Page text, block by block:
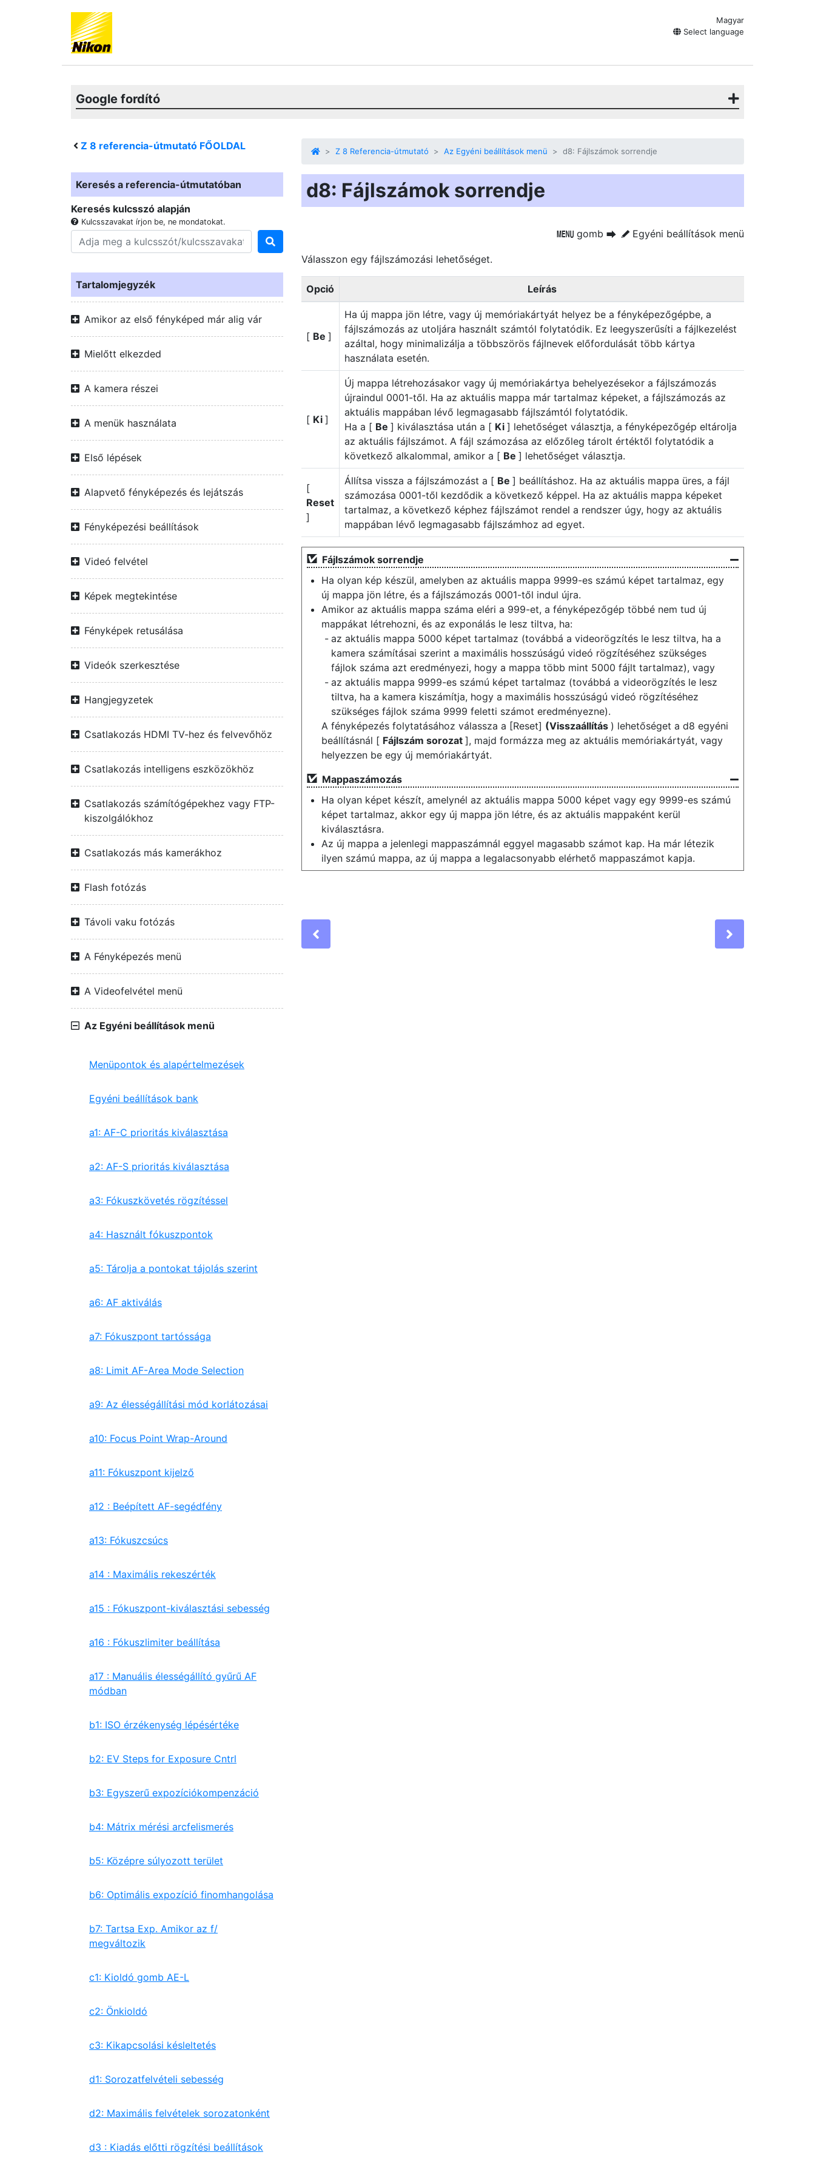
Magyar
Select language
Google fordító
Z 8 referencia-útmutató FŐOLDAL
Keresés a referencia-útmutatóban
Keresés kulcsszó alapján
Kulcsszavakat írjon be, ne mondatokat.
Tartalomjegyzék
Amikor az első fényképed már alig vár
Mielőtt elkezded
A kamera részei
A menük használata
Első lépések
Alapvető fényképezés és lejátszás
Fényképezési beállítások
Videó felvétel
Képek megtekintése
Fényképek retusálása
Videók szerkesztése
Hangjegyzetek
Csatlakozás HDMI TV-hez és felvevőhöz
Csatlakozás intelligens eszközökhöz
Csatlakozás számítógépekhez vagy FTP-
kiszolgálókhoz
Csatlakozás más kamerákhoz
Flash fotózás
Távoli vaku fotózás
A Fényképezés menü
A Videofelvétel menü
Az Egyéni beállítások menü
Menüpontok és alapértelmezések
Egyéni beállítások bank
a1: AF-C prioritás kiválasztása
a2: AF-S prioritás kiválasztása
a3: Fókuszkövetés rögzítéssel
a4: Használt fókuszpontok
a5: Tárolja a pontokat tájolás szerint
a6: AF aktiválás
a7: Fókuszpont tartóssága
a8: Limit AF-Area Mode Selection
a9: Az élességállítási mód korlátozásai
a10: Focus Point Wrap-Around
a11: Fókuszpont kijelző
a12 : Beépített AF-segédfény
a13: Fókuszcsúcs
a14 : Maximális rekeszérték
a15 : Fókuszpont-kiválasztási sebesség
a16 : Fókuszlimiter beállítása
a17 : Manuális élességállító gyűrű AF
módban
b1: ISO érzékenység lépésértéke
b2: EV Steps for Exposure Cntrl
b3: Egyszerű expozíciókompenzáció
b4: Mátrix mérési arcfelismerés
b5: Középre súlyozott terület
b6: Optimális expozíció finomhangolása
b7: Tartsa Exp. Amikor az f/
megváltozik
c1: Kioldó gomb AE-L
c2: Önkioldó
c3: Kikapcsolási késleltetés
d1: Sorozatfelvételi sebesség
d2: Maximális felvételek sorozatonként
d3 : Kiadás előtti rögzítési beállítások
Z 8 Referencia-útmutató Az Egyéni beállítások menü d8: Fájlszámok sorrendje
d8: Fájlszámok sorrendje
G gomb U A Egyéni beállítások menü
Válasszon egy fájlszámozási lehetőséget.
Opció Leírás
[ Be ]
Ha új mappa jön létre, vagy új memóriakártyát helyez be a fényképezőgépbe, a
fájlszámozás az utoljára használt számtól folytatódik. Ez leegyszerűsíti a fájlkezelést
azáltal, hogy minimalizálja a többszörös fájlnevek előfordulását több kártya
használata esetén.
[ Ki ]
Új mappa létrehozásakor vagy új memóriakártya behelyezésekor a fájlszámozás
újraindul 0001-től. Ha az aktuális mappa már tartalmaz képeket, a fájlszámozás az
aktuális mappában lévő legmagasabb fájlszámtól folytatódik.
Ha a [ Be ] kiválasztása után a [ Ki ] lehetőséget választja, a fényképezőgép eltárolja
az aktuális fájlszámot. A fájl számozása az előzőleg tárolt értéktől folytatódik a
következő alkalommal, amikor a [ Be ] lehetőséget választja.
[
Reset
]
Állítsa vissza a fájlszámozást a [ Be ] beállításhoz. Ha az aktuális mappa üres, a fájl
számozása 0001-től kezdődik a következő képpel. Ha az aktuális mappa képeket
tartalmaz, a következő képhez fájlszámot rendel a rendszer úgy, hogy az aktuális
mappában lévő legmagasabb fájlszámhoz ad egyet.
Fájlszámok sorrendje
Ha olyan kép készül, amelyben az aktuális mappa 9999-es számú képet tartalmaz, egy
új mappa jön létre, és a fájlszámozás 0001-től indul újra.
Amikor az aktuális mappa száma eléri a 999-et, a fényképezőgép többé nem tud új
mappákat létrehozni, és az exponálás le lesz tiltva, ha:
az aktuális mappa 5000 képet tartalmaz (továbbá a videorögzítés le lesz tiltva, ha a
kamera számításai szerint a maximális hosszúságú videó rögzítéséhez szükséges
fájlok száma azt eredményezi, hogy a mappa több mint 5000 fájlt tartalmaz), vagy
az aktuális mappa 9999-es számú képet tartalmaz (továbbá a videorögzítés le lesz
tiltva, ha a kamera kiszámítja, hogy a maximális hosszúságú videó rögzítéséhez
szükséges fájlok száma 9999 feletti számot eredményezne).
A fényképezés folytatásához válassza a [Reset] (Visszaállítás ) lehetőséget a d8 egyéni
beállításnál [ Fájlszám sorozat ], majd formázza meg az aktuális memóriakártyát, vagy
helyezzen be egy új memóriakártyát.
Mappaszámozás
Ha olyan képet készít, amelynél az aktuális mappa 5000 képet vagy egy 9999-es számú
képet tartalmaz, akkor egy új mappa jön létre, és az aktuális mappaként kerül
kiválasztásra.
Az új mappa a jelenlegi mappaszámnál eggyel magasabb számot kap. Ha már létezik
ilyen számú mappa, az új mappa a legalacsonyabb elérhető mappaszámot kapja.